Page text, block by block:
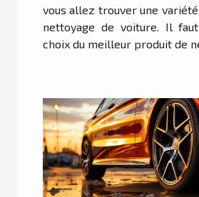
vous allez trouver une
nettoyage de voiture. Il
choix du meilleur produit de